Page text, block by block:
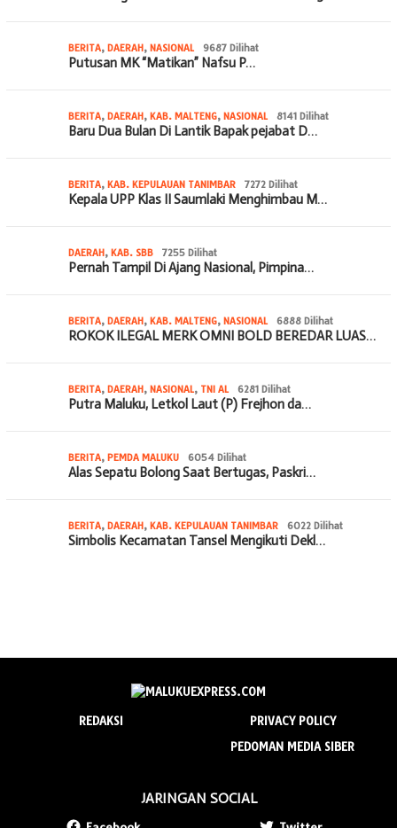
BERITA, DAERAH, NASIONAL 9687 Dilihat
Putusan MK “Matikan” Nafsu P…
BERITA, DAERAH, KAB. MALTENG, NASIONAL 8141 Dilihat
Baru Dua Bulan Di Lantik Bapak pejabat D…
BERITA, KAB. KEPULAUAN TANIMBAR 7272 Dilihat
Kepala UPP Klas II Saumlaki Menghimbau M…
DAERAH, KAB. SBB 7255 Dilihat
Pernah Tampil Di Ajang Nasional, Pimpina…
BERITA, DAERAH, KAB. MALTENG, NASIONAL 6888 Dilihat
ROKOK ILEGAL MERK OMNI BOLD BEREDAR LUAS…
BERITA, DAERAH, NASIONAL, TNI AL 6281 Dilihat
Putra Maluku, Letkol Laut (P) Frejhon da…
BERITA, PEMDA MALUKU 6054 Dilihat
Alas Sepatu Bolong Saat Bertugas, Paskri…
BERITA, DAERAH, KAB. KEPULAUAN TANIMBAR 6022 Dilihat
Simbolis Kecamatan Tansel Mengikuti Dekl…
REDAKSI
PRIVACY POLICY
PEDOMAN MEDIA SIBER
JARINGAN SOCIAL